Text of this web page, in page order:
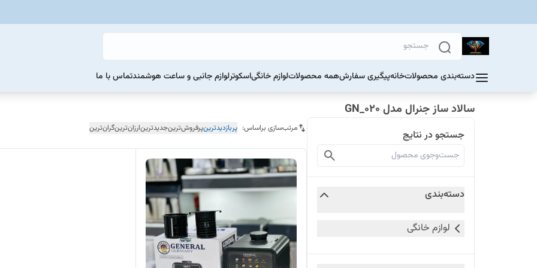
دسته‌بندی محصولاتخانهپیگیری سفارشهمه محصولاتلوازم خانگیاسکوترلوازم جانبی و ساعت هوشمندتماس با ما
سالاد ساز جنرال مدل 020_GN
جستجو در نتایج
دسته‌بندی
لوازم خانگی
مرتب‌سازی براساس: پربازدیدترینپرفروش‌ترینجدیدترینارزان‌ترینگران‌ترین